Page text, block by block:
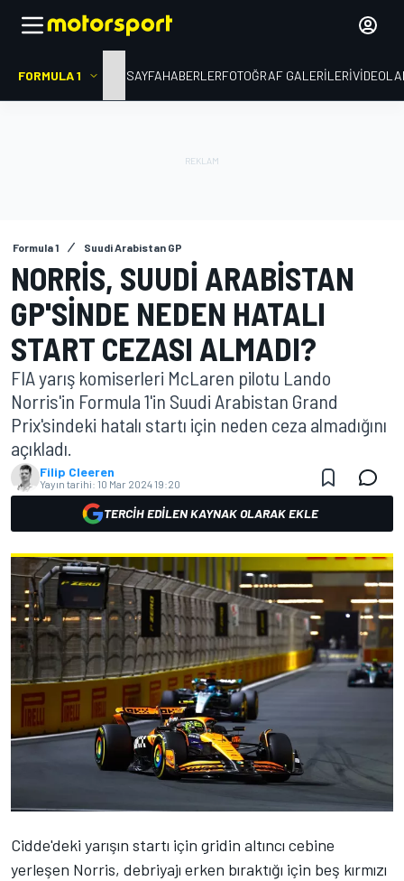
FORMULA 1 ANA SAYFAHABERLERFOTOĞRAF GALERILERI
Formula 1 Suudi Arabistan GP
NORRIS, SUUDI ARABISTAN
GP'SINDE NEDEN HATALI
START CEZASI ALMADI?
FIA yarış komiserleri McLaren pilotu Lando
Norris'in Formula 1'in Suudi Arabistan Grand
Prix'sindeki hatalı startı için neden ceza almadığını
açıkladı.
Filip Cleeren
Yayın tarihi: 10 Mar 2024 19:20
TERCIH EDILEN KAYNAK OLARAK EKLE
Cidde'deki yarışın startı için gridin altıncı cebine
yerleşen Norris, debriyajı erken bıraktığı için beş kırmızı